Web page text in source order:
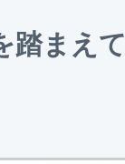
踏まえて